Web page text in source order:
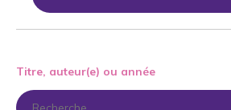
Titre, auteur(e) ou année